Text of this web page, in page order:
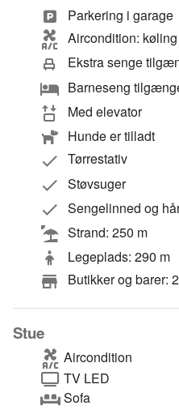
Parkering i garage
Aircondition:
Ekstra senge
Barneseng
Med elevator
Hunde er tilladt
Tørrestativ
Støvsuger
Sengelinned og
Strand: 250 m
Legeplads: 290 m
Butikker og barer:
Stue
Aircondition
TV LED
Sofa